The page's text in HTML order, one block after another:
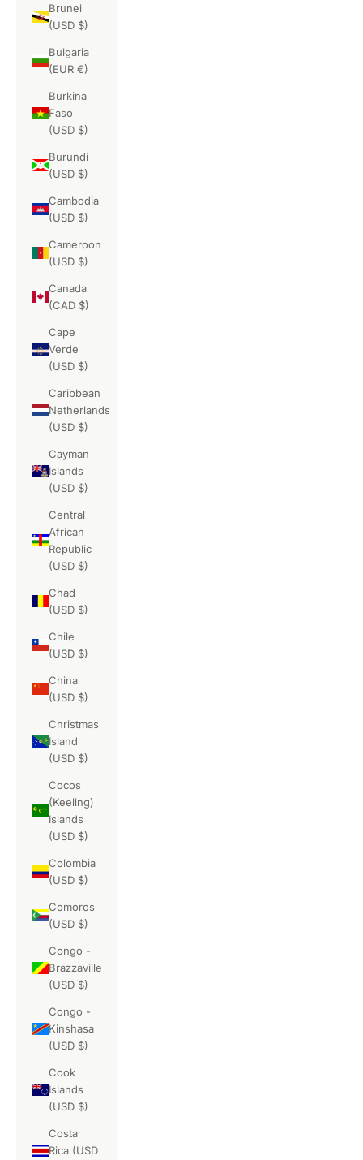
Brunei
(USD $)
Bulgaria
(EUR €)
Burkina
Faso
(USD $)
Burundi
(USD $)
Cambodia
(USD $)
Cameroon
(USD $)
Canada
(CAD $)
Cape
Verde
(USD $)
Caribbean
Netherlands
(USD $)
Cayman
Islands
(USD $)
Central
African
Republic
(USD $)
Chad
(USD $)
Chile
(USD $)
China
(USD $)
Christmas
Island
(USD $)
Cocos
(Keeling)
Islands
(USD $)
Colombia
(USD $)
Comoros
(USD $)
Congo -
Brazzaville
(USD $)
Congo -
Kinshasa
(USD $)
Cook
Islands
(USD $)
Costa
Rica (USD